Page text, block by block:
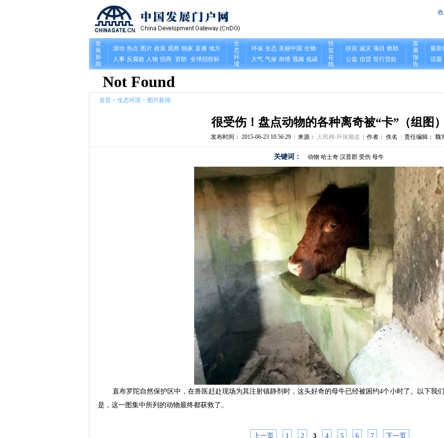
首页 > 生态环境 > 图片新闻
很受伤！盘点动物的各种离奇被“卡”（组图）
发布时间： 2015-06-23 10:56:29| 来源： 人民网-环保频道 作者： 佚名 责任编辑： 魏
关键词： 动物 哈士奇 汉普郡 受伤 母牛
直布罗陀自然保护区中，在兽医赶赴现场为其注射镇静剂时，这头好奇的母牛已经被困约4个小时了。以下我
是，这一图集中所列的动物最终都获救了。
上一页 1 2 3 4 5 6 7 下一页